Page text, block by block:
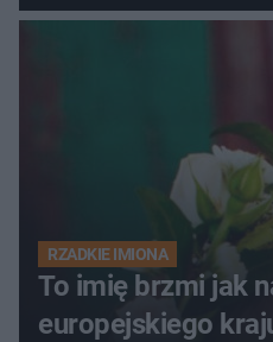
RZADKIE IMIONA
To imię brzmi jak
europejskiego